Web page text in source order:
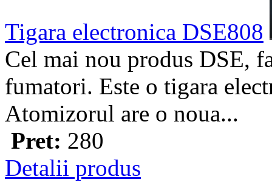
Tigara electronica DSE808
Cel mai nou produs DSE,
fumatori. Este o tigara
Atomizorul are o noua...
Pret: 280
Detalii produs